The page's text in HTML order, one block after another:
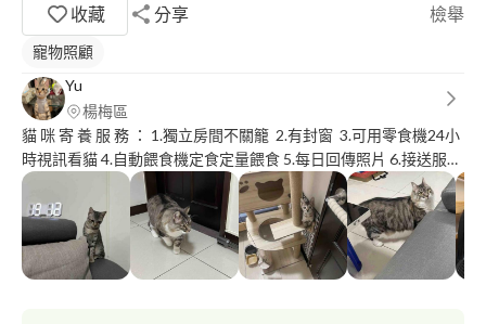
收藏
分享 檢舉
寵物照顧
Yu
楊梅區
貓 咪 寄 養 服 務 ： 1.獨立房間不關籠 2.有封窗 3.可用零食機24小
時視訊看貓 4.自動餵食機定食定量餵食 5.每日回傳照片 6.接送服務
7.梳毛、陪玩 8.其他(看主人需求，可討論)